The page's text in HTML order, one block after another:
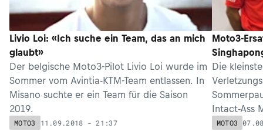
Livio Loi: «Ich suche ein Team, das an mich
glaubt»
Der belgische Moto3-Pilot Livio Loi wurde im
Sommer vom Avintia-KTM-Team entlassen. In
Misano suchte er ein Team für die Saison
2019.
MOTO3 11.09.2018 - 21:37
Moto3-
Die
Intact-Ass
MOTO3